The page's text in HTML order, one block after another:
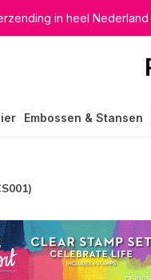
in heel Nederland
Embossen & Stansen